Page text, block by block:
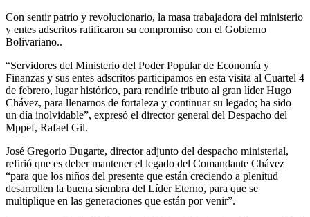
Con sentir patrio y revolucionario, la masa trabajadora del ministerio
y entes adscritos ratificaron su compromiso con el Gobierno
Bolivariano..
“Servidores del Ministerio del Poder Popular de Economía y
Finanzas y sus entes adscritos participamos en esta visita al Cuartel 4
de febrero, lugar histórico, para rendirle tributo al gran líder Hugo
Chávez, para llenarnos de fortaleza y continuar su legado; ha sido
un día inolvidable”, expresó el director general del Despacho del
Mppef, Rafael Gil.
José Gregorio Dugarte, director adjunto del despacho ministerial,
refirió que es deber mantener el legado del Comandante Chávez
“para que los niños del presente que están creciendo a plenitud
desarrollen la buena siembra del Líder Eterno, para que se
multiplique en las generaciones que están por venir”.